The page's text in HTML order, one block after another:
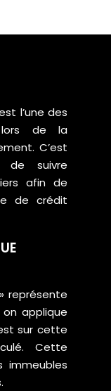
l’une des
lors de la
C’est
de suivre
afin de
de crédit
représente
applique
sur cette
Cette
immeubles